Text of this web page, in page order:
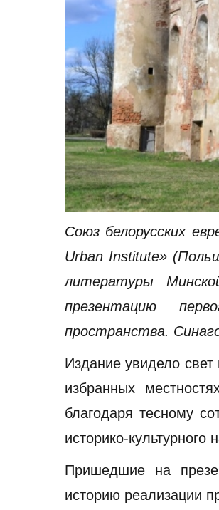
Союз белорусских
Urban Institute»
литературы
презентацию
пространства.
Издание увидело свет
избранных
благодаря тесному
историко-культурного
Пришедшие на
историю реализации